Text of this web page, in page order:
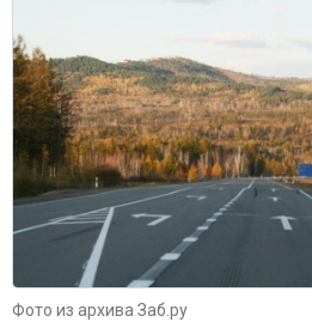
Фото из архива Заб.ру